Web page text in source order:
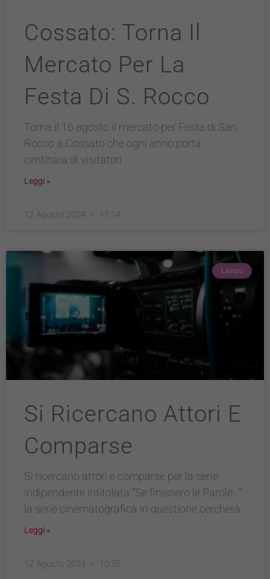
Cossato: Torna Il
Mercato Per La
Festa Di S. Rocco
Torna il 16 agosto il mercato per Festa di San
Rocco a Cossato che ogni anno porta
centinaia di visitatori
Leggi »
12 Agosto 2024 11:14
Lavoro
Si Ricercano Attori E
Comparse
Si ricercano attori e comparse per la serie
indipendente intitolata “Se finissero le Parole…”:
la serie cinematografica in questione cercherà
Leggi »
12 Agosto 2024 10:32